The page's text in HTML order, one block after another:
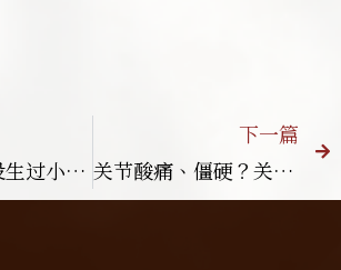
为什么我还没生过小孩就掉发？中医师指出「女生也会雄性秃喔」
下一篇
关节酸痛、僵硬？关节炎不只是老年病！翰医堂中医揭示5大警讯，你中招了吗？